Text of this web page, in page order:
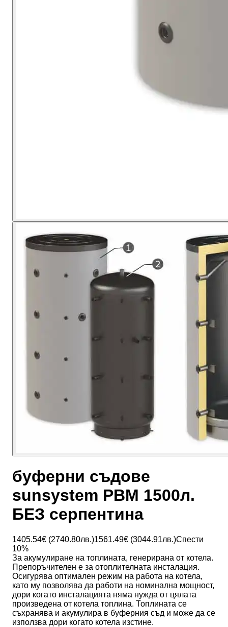
буферни съдове
sunsystem PBM 1500л.
БЕЗ серпентина
1405.54€ (2740.80лв.)1561.49€ (3044.91лв.)Спести
10%
За акумулиране на топлината, генерирана от котела.
Препоръчителен е за отоплителната инсталация.
Осигурява оптимален режим на работа на котела,
като му позволява да работи на номинална мощност,
дори когато инсталацията няма нужда от цялата
произведена от котела топлина. Топлината се
съхранява и акумулира в буферния съд и може да се
използва дори когато котела изстине.